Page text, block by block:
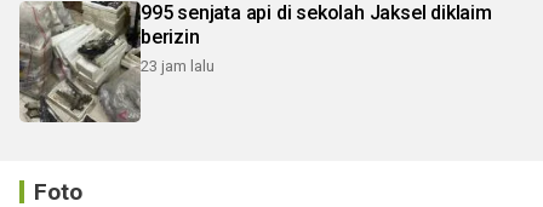
995 senjata api di sekolah Jaksel diklaim
berizin
23 jam lalu
Foto